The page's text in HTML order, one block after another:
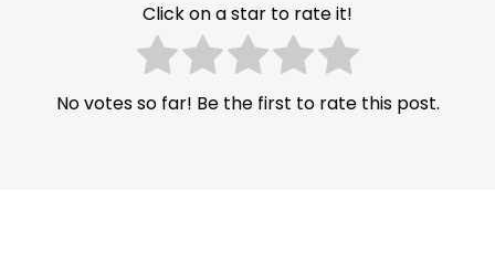
Click on a star to rate it!
No votes so far! Be the first to rate this post.